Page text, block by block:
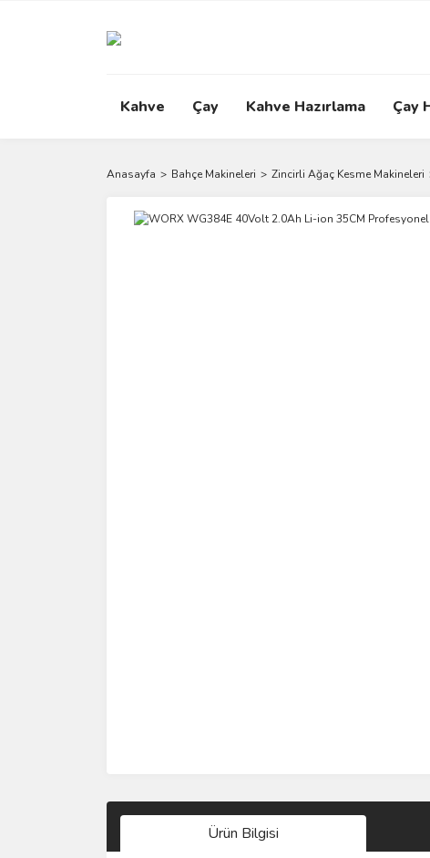
Kahve Çay Kahve Hazırlama Çay
Anasayfa Bahçe Makineleri Zincirli Ağaç Kesme Makineleri
Ürün Bilgisi